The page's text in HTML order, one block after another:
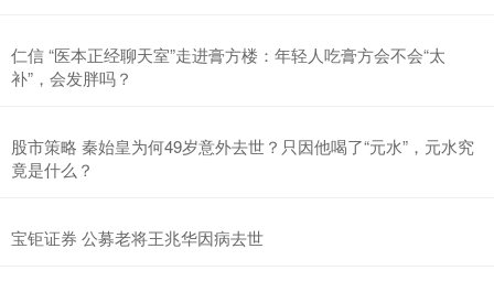
仁信 “医本正经聊天室”走进膏方楼：年轻人吃膏方会不会“太
补”，会发胖吗？
股市策略 秦始皇为何49岁意外去世？只因他喝了“元水”，元水究
竟是什么？
宝钜证券 公募老将王兆华因病去世